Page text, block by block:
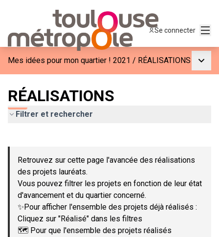
Se connecter
Mes idées pour mon quartier ! 2021 / RÉALISATIONS
RÉALISATIONS
Filtrer et rechercher
−
Retrouvez sur cette page l'avancée des réalisations
des projets lauréats.
Vous pouvez filtrer les projets en fonction de leur état
d'avancement et du quartier concerné.
✨Pour afficher l'ensemble des projets déjà réalisés :
Cliquez sur "Réalisé" dans les filtres
🗺️ Pour que l'ensemble des projets réalisés